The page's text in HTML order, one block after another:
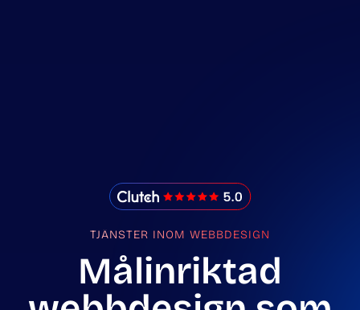
IMADO Reviews
TJÄNSTER INOM WEBBDESIGN
Målinriktad